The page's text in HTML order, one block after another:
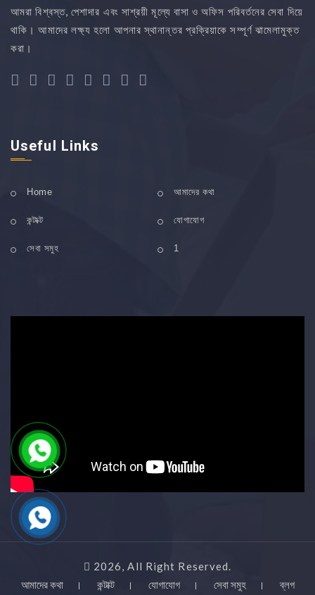
আমরা বিশ্বস্ত, পেশাদার এবং সাশ্রয়ী মূল্যে বাসা ও অফিস পরিবর্তনের সেবা দিয়ে
থাকি। আমাদের লক্ষ্য হলো আপনার স্থানান্তর প্রক্রিয়াকে সম্পূর্ণ ঝামেলামুক্ত
করা।
Useful Links
Home আমাদের কথা
কন্টাক্ট যোগাযোগ
সেবা সমুহ 1
2026, All Right Reserved.
আমাদের কথা
কন্টাক্ট যোগাযোগ সেবা সমুহ ব্লগ